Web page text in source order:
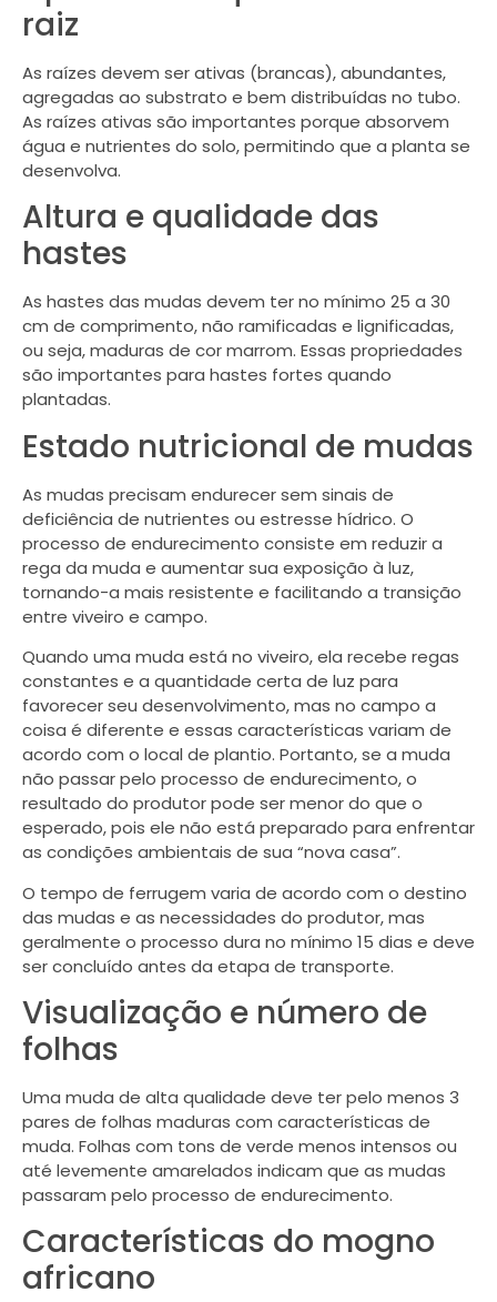
raiz
As raízes devem ser ativas (brancas), abundantes,
agregadas ao substrato e bem distribuídas no tubo.
As raízes ativas são importantes porque absorvem
água e nutrientes do solo, permitindo que a planta se
desenvolva.
Altura e qualidade das
hastes
As hastes das mudas devem ter no mínimo 25 a 30
cm de comprimento, não ramificadas e lignificadas,
ou seja, maduras de cor marrom. Essas propriedades
são importantes para hastes fortes quando
plantadas.
Estado nutricional de mudas
As mudas precisam endurecer sem sinais de
deficiência de nutrientes ou estresse hídrico. O
processo de endurecimento consiste em reduzir a
rega da muda e aumentar sua exposição à luz,
tornando-a mais resistente e facilitando a transição
entre viveiro e campo.
Quando uma muda está no viveiro, ela recebe regas
constantes e a quantidade certa de luz para
favorecer seu desenvolvimento, mas no campo a
coisa é diferente e essas características variam de
acordo com o local de plantio. Portanto, se a muda
não passar pelo processo de endurecimento, o
resultado do produtor pode ser menor do que o
esperado, pois ele não está preparado para enfrentar
as condições ambientais de sua “nova casa”.
O tempo de ferrugem varia de acordo com o destino
das mudas e as necessidades do produtor, mas
geralmente o processo dura no mínimo 15 dias e deve
ser concluído antes da etapa de transporte.
Visualização e número de
folhas
Uma muda de alta qualidade deve ter pelo menos 3
pares de folhas maduras com características de
muda. Folhas com tons de verde menos intensos ou
até levemente amarelados indicam que as mudas
passaram pelo processo de endurecimento.
Características do mogno
africano